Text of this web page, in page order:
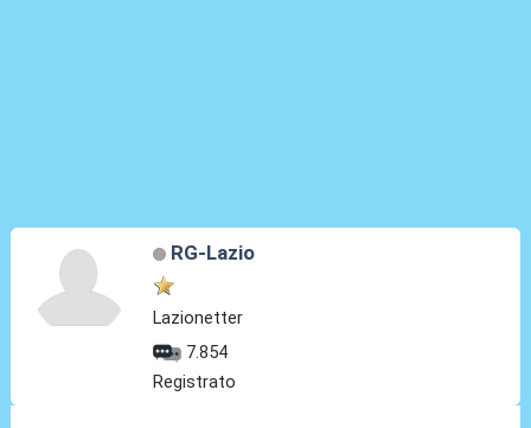
RG-Lazio
Lazionetter
7.854
Registrato